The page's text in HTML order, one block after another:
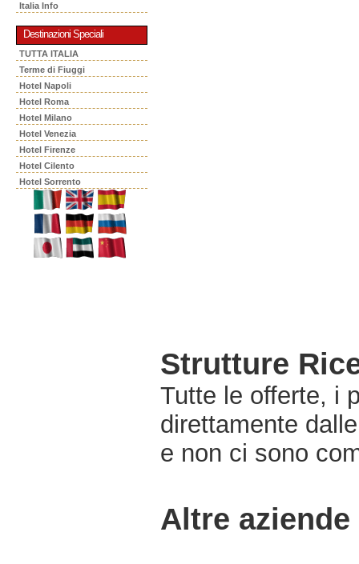
Italia Info
Destinazioni Speciali
TUTTA ITALIA
Terme di Fiuggi
Hotel Napoli
Hotel Roma
Hotel Milano
Hotel Venezia
Hotel Firenze
Hotel Cilento
Hotel Sorrento
Strutture
Tutte le offerte, i
direttamente
e non ci sono
Altre